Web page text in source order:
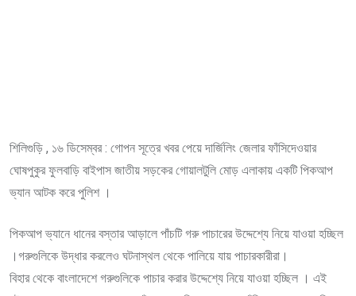
শিলিগুড়ি , ১৬ ডিসেম্বর : গোপন সূত্রে খবর পেয়ে দার্জিলিং জেলার ফাঁসিদেওয়ার
ঘোষপুকুর ফুলবাড়ি বাইপাস জাতীয় সড়কের গোয়ালটুলি মোড় এলাকায় একটি পিকআপ
ভ্যান আটক করে পুলিশ ।
পিকআপ ভ্যানে ধানের বস্তার আড়ালে পাঁচটি গরু পাচারের উদ্দেশ্যে নিয়ে যাওয়া হচ্ছিল
।গরুগুলিকে উদ্ধার করলেও ঘটনাস্থল থেকে পালিয়ে যায় পাচারকারীরা।
বিহার থেকে বাংলাদেশে গরুগুলিকে পাচার করার উদ্দেশ্যে নিয়ে যাওয়া হচ্ছিল । এই